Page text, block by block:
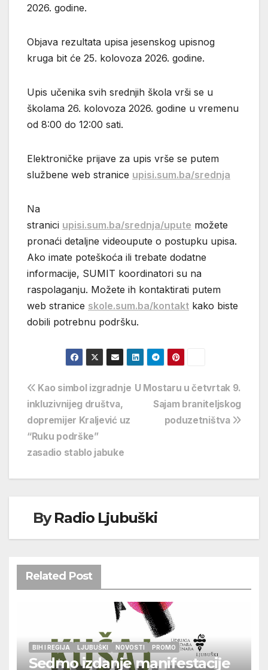
2026. godine.
Objava rezultata upisa jesenskog upisnog
kruga bit će 25. kolovoza 2026. godine.
Upis učenika svih srednjih škola vrši se u
školama 26. kolovoza 2026. godine u vremenu
od 8:00 do 12:00 sati.
Elektroničke prijave za upis vrše se putem
službene web stranice upisi.sum.ba/srednja
Na
stranici upisi.sum.ba/srednja/upute možete
pronaći detaljne videoupute o postupku upisa.
Ako imate poteškoća ili trebate dodatne
informacije, SUMIT koordinatori su na
raspolaganju. Možete ih kontaktirati putem
web stranice skole.sum.ba/kontakt kako biste
dobili potrebnu podršku.
Navigacija
objava
U Mostaru u četvrtak 9.
Sajam braniteljskog
poduzetništva
Kao simbol izgradnje
inkluzivnijeg društva,
dopremijer Kraljević uz
“Ruku podrške”
zasadio stablo jabuke
ByRadio Ljubuški
Related Post
BIH I REGIJA LJUBUŠKI NOVOSTI PROMO
Sedmo izdanje manifestacije